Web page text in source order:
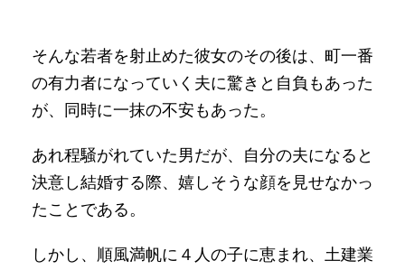
そんな若者を射止めた彼女のその後は、町一番
の有力者になっていく夫に驚きと自負もあった
が、同時に一抹の不安もあった。
あれ程騒がれていた男だが、自分の夫になると
決意し結婚する際、嬉しそうな顔を見せなかっ
たことである。
しかし、順風満帆に４人の子に恵まれ、土建業